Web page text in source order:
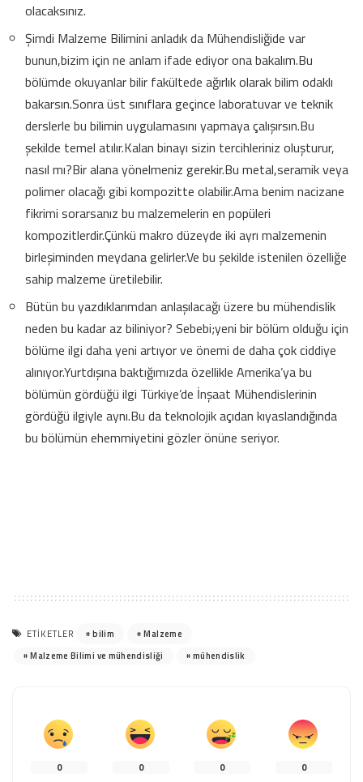
olacaksınız.
Şimdi Malzeme Bilimini anladık da Mühendisliğide var
bunun,bizim için ne anlam ifade ediyor ona bakalım.Bu
bölümde okuyanlar bilir fakültede ağırlık olarak bilim odaklı
bakarsın.Sonra üst sınıflara geçince laboratuvar ve teknik
derslerle bu bilimin uygulamasını yapmaya çalışırsın.Bu
şekilde temel atılır.Kalan binayı sizin tercihleriniz oluşturur,
nasıl mı?Bir alana yönelmeniz gerekir.Bu metal,seramik veya
polimer olacağı gibi kompozitte olabilir.Ama benim nacizane
fikrimi sorarsanız bu malzemelerin en popüleri
kompozitlerdir.Çünkü makro düzeyde iki ayrı malzemenin
birleşiminden meydana gelirler.Ve bu şekilde istenilen özelliğe
sahip malzeme üretilebilir.
Bütün bu yazdıklarımdan anlaşılacağı üzere bu mühendislik
neden bu kadar az biliniyor? Sebebi;yeni bir bölüm olduğu için
bölüme ilgi daha yeni artıyor ve önemi de daha çok ciddiye
alınıyor.Yurtdışına baktığımızda özellikle Amerika’ya bu
bölümün gördüğü ilgi Türkiye’de İnşaat Mühendislerinin
gördüğü ilgiyle aynı.Bu da teknolojik açıdan kıyaslandığında
bu bölümün ehemmiyetini gözler önüne seriyor.
ETIKETLER bilim
Malzeme
Malzeme Bilimi ve mühendisliği
mühendislik
0 0 0 0